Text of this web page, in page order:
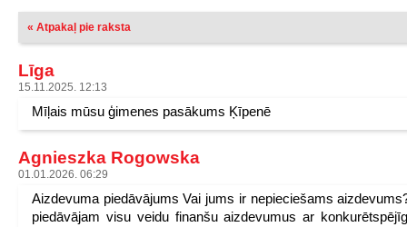
« Atpakaļ pie raksta
Līga
15.11.2025. 12:13
Mīļais mūsu ģimenes pasākums Ķīpenē
Agnieszka Rogowska
01.01.2026. 06:29
Aizdevuma piedāvājums Vai jums ir nepieciešams
piedāvājam visu veidu finanšu aizdevumus ar